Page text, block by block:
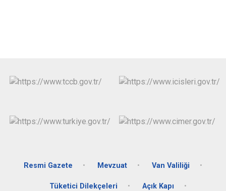
Resmi Gazete Mevzuat Van Valiliği
Tüketici Dilekçeleri Açık Kapı